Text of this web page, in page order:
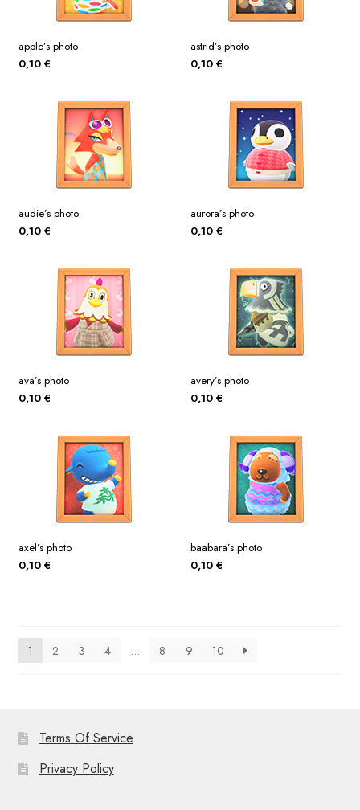
apple’s photo
0,10 €
astrid’s photo
0,10 €
audie’s photo
0,10 €
aurora’s photo
0,10 €
ava’s photo
0,10 €
avery’s photo
0,10 €
axel’s photo
0,10 €
baabara’s photo
0,10 €
1 2 3 4 … 8 9 10
Terms Of Service
Privacy Policy